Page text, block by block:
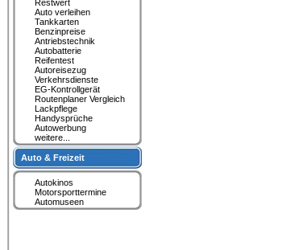
Restwert
Auto verleihen
Tankkarten
Benzinpreise
Antriebstechnik
Autobatterie
Reifentest
Autoreisezug
Verkehrsdienste
EG-Kontrollgerät
Routenplaner Vergleich
Lackpflege
Handysprüche
Autowerbung
weitere...
Auto & Freizeit
Autokinos
Motorsporttermine
Automuseen